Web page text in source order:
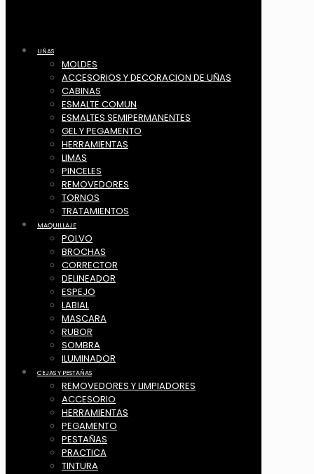
UÑAS
MOLDES
ACCESORIOS Y DECORACION DE UÑAS
CABINAS
ESMALTE COMUN
ESMALTES SEMIPERMANENTES
GEL Y PEGAMENTO
HERRAMIENTAS
LIMAS
PINCELES
REMOVEDORES
TORNOS
TRATAMIENTOS
MAQUILLAJE
POLVO
BROCHAS
CORRECTOR
DELINEADOR
ESPEJO
LABIAL
MASCARA
RUBOR
SOMBRA
ILUMINADOR
CEJAS Y PESTAÑAS
REMOVEDORES Y LIMPIADORES
ACCESORIO
HERRAMIENTAS
PEGAMENTO
PESTAÑAS
PRACTICA
TINTURA